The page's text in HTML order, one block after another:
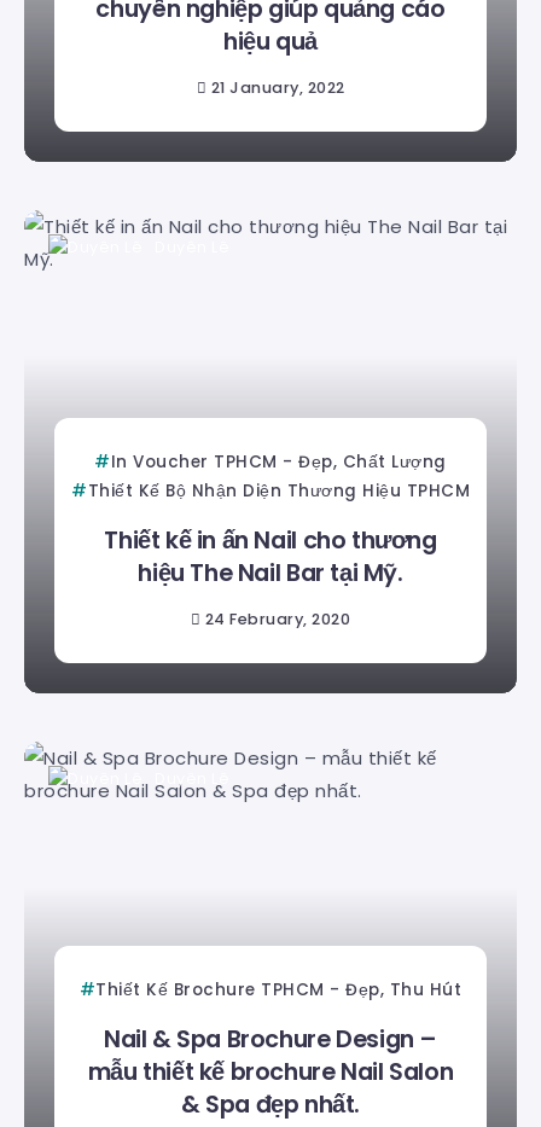
chuyên nghiệp giúp quảng cáo
hiệu quả
21 January, 2022
In Voucher TPHCM - Đẹp, Chất Lượng
Thiết Kế Bộ Nhận Diện Thương Hiệu TPHCM
Thiết kế in ấn Nail cho thương
hiệu The Nail Bar tại Mỹ.
24 February, 2020
Thiết Kế Brochure TPHCM - Đẹp, Thu Hút
Nail & Spa Brochure Design –
mẫu thiết kế brochure Nail Salon
& Spa đẹp nhất.